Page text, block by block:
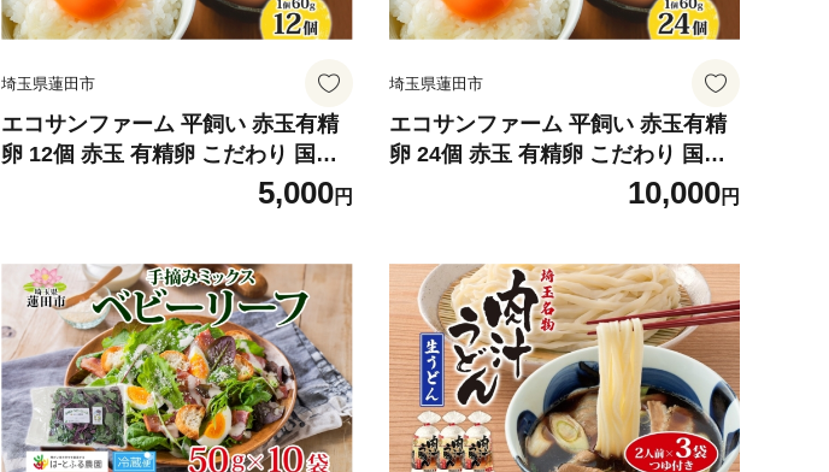
埼玉県蓮田市
エコサンファーム 平飼い 赤玉有精
卵 12個 赤玉 有精卵 こだわり 国産
鶏卵 鶏 発酵飼料 たまご かけご飯
料理 スイーツ お取り寄せ 産地直送
5,000円
埼玉県蓮田市
エコサンファーム 平飼い 赤玉有精
卵 24個 赤玉 有精卵 こだわり 国産
鶏卵 鶏 発酵飼料 たまご かけご飯
料理 スイーツ お取り寄せ 産地直送
10,000円